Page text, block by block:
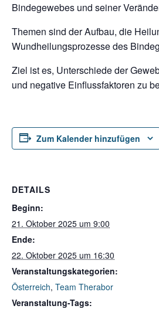
Bindegewebes und seiner
Themen sind der Aufbau, die
Wund­heilungsprozesse des
Ziel ist es, Unterschiede der
und negative Einflussfaktoren zu
Zum Kalender hinzufügen
DETAILS
Beginn:
21. Oktober 2025 um 9:00
Ende:
22. Oktober 2025 um 16:30
Veranstaltungskategorien:
Österreich, Team Therabor
Veranstaltung-Tags: